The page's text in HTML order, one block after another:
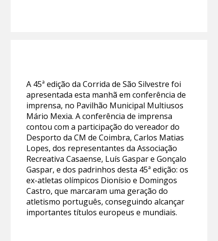
A 45ª edição da Corrida de São Silvestre foi
apresentada esta manhã em conferência de
imprensa, no Pavilhão Municipal Multiusos
Mário Mexia. A conferência de imprensa
contou com a participação do vereador do
Desporto da CM de Coimbra, Carlos Matias
Lopes, dos representantes da Associação
Recreativa Casaense, Luís Gaspar e Gonçalo
Gaspar, e dos padrinhos desta 45ª edição: os
ex-atletas olímpicos Dionísio e Domingos
Castro, que marcaram uma geração do
atletismo português, conseguindo alcançar
importantes títulos europeus e mundiais.